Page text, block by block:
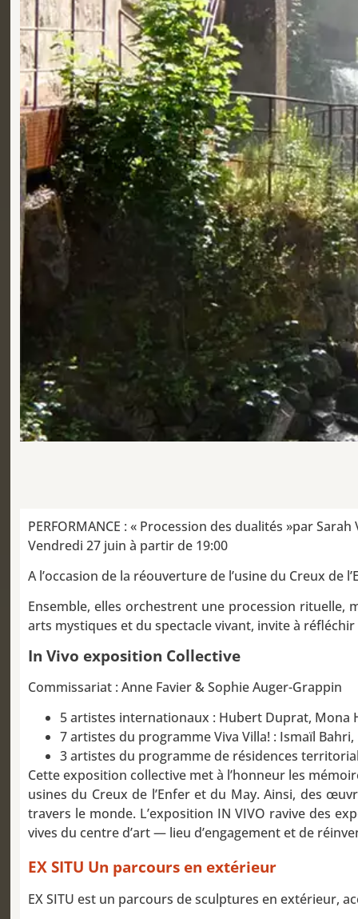
PERFORMANCE : « Procession des dualités »par
Vendredi 27 juin à partir de 19:00
A l’occasion de la réouverture de l’usine du Creux
Ensemble, elles orchestrent une procession
arts mystiques et du spectacle vivant, invite à
In Vivo exposition Collective
Commissariat : Anne Favier & Sophie Auger-Grappin
5 artistes internationaux : Hubert Duprat, Mona
7 artistes du programme Viva Villa! : Ismaïl
3 artistes du programme de résidences
Cette exposition collective met à l’honneur les
usines du Creux de l’Enfer et du May. Ainsi, des
travers le monde. L’exposition IN VIVO ravive des
vives du centre d’art — lieu d’engagement et de
EX SITU Un parcours en extérieur
EX SITU est un parcours de sculptures en extérieur,